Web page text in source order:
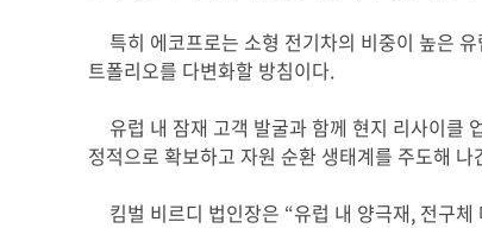
특히 에코프로는 소형 전기차의 비중이 높은
트폴리오를 다변화할 방침이다.
유럽 내 잠재 고객 발굴과 함께 현지 리사이클
정적으로 확보하고 자원 순환 생태계를 주도해 나
킴벌 비르디 법인장은 “유럽 내 양극재, 전구체